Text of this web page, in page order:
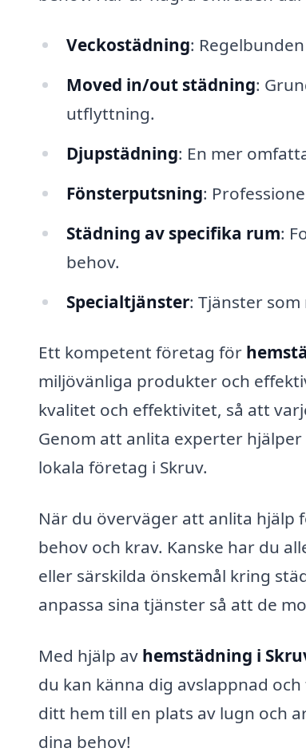
Veckostädning:
Moved in/out städning:
utflyttning.
Djupstädning: En mer
Fönsterputsning:
Städning av specifika rum:
behov.
Specialtjänster: Tjänster
Ett kompetent företag för
miljövänliga produkter och
kvalitet och effektivitet, så att
Genom att anlita experter
lokala företag i Skruv.
När du överväger att anlita hjälp
behov och krav. Kanske har du
eller särskilda önskemål kring
anpassa sina tjänster så att de
Med hjälp av hemstädning i
du kan känna dig avslappnad
ditt hem till en plats av lugn och
dina behov!